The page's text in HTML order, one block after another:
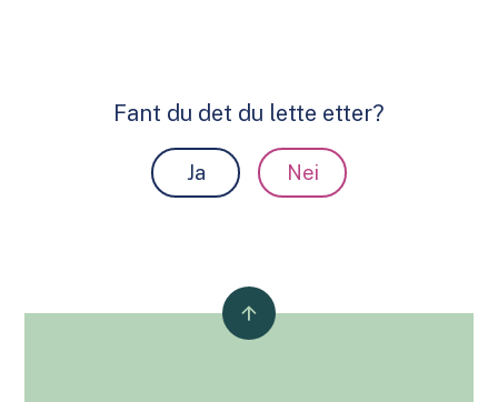
Fant du det du lette etter?
Ja Nei